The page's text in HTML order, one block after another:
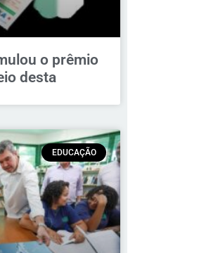
o prêmio
desta
EDUCAÇÃO